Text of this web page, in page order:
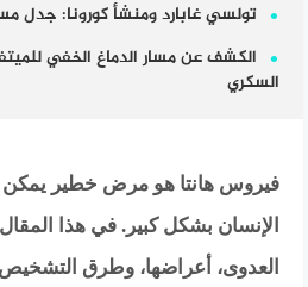
تولسي غابارد ومنشأ كورونا: جدل
الكشف عن مسار الدماغ الخفي
السكري
فيروس هانتا هو مرض خطير
الإنسان بشكل كبير. في هذا
العدوى، أعراضها، وطرق التشخيص